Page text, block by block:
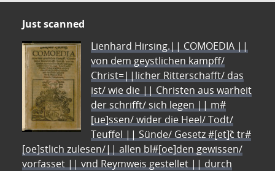
Just scanned
Lienhard Hirsing.|| COMOEDIA ||
von dem geystlichen kampff/
Christ=||licher Ritterschafft/ das
ist/ wie die || Christen aus warheit
der schrifft/ sich legen || m#
[ue]ssen/ wider die Heel/ Todt/
Teuffel || Sünde/ Gesetz #[et]c̃ tr#
[oe]stlich zulesen/|| allen bl#[oe]den gewissen/
vorfasset || vnd Reymweis gestellet || durch